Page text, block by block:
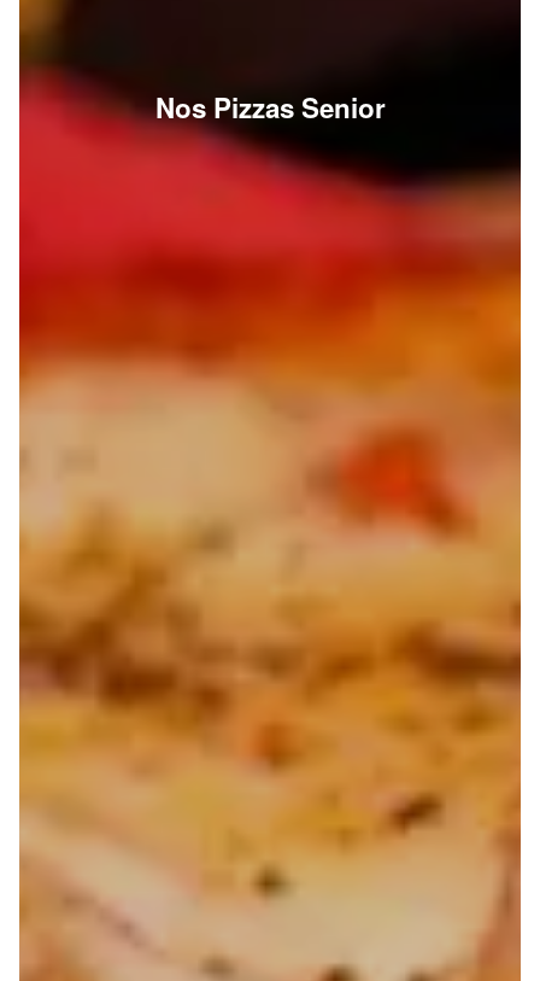
Nos Pizzas Senior